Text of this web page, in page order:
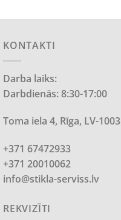
KONTAKTI
Darba laiks:
Darbdienās: 8:30-17:00
Toma iela 4, Rīga, LV-1003
+371 67472933
+371 20010062
info@stikla-serviss.lv
REKVIZĪTI